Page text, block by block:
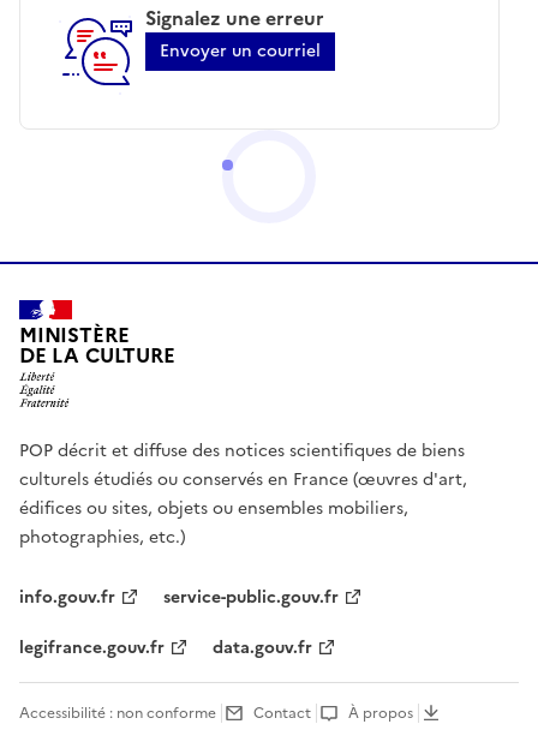
Signalez une erreur
Envoyer un courriel
MINISTÈRE
DE LA CULTURE
POP décrit et diffuse des notices scientifiques de biens
culturels étudiés ou conservés en France (œuvres d'art,
édifices ou sites, objets ou ensembles mobiliers,
photographies, etc.)
info.gouv.fr
service-public.gouv.fr
legifrance.gouv.fr
data.gouv.fr
Accessibilité : non conforme Contact À propos